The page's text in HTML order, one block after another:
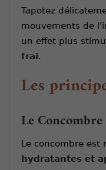
Tapotez
mouvements de
un effet plus
frai.
Les
Le Concombre
Le concombre est
hydratantes et